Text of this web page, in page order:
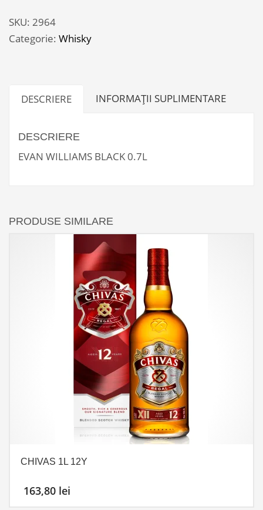
BLACK
0.7L
SKU: 2964
Categorie: Whisky
DESCRIERE INFORMAȚII SUPLIMENTARE
DESCRIERE
EVAN WILLIAMS BLACK 0.7L
PRODUSE SIMILARE
CHIVAS 1L 12Y
163,80 lei